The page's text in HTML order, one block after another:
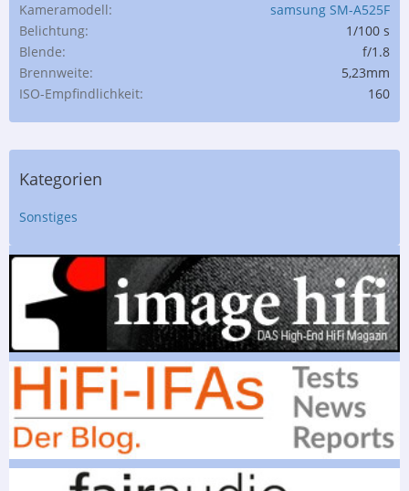
Kameramodell
samsung SM-A525F
Belichtung
1/100 s
Blende
f/1.8
Brennweite
5,23mm
ISO-Empfindlichkeit
160
Kategorien
Sonstiges